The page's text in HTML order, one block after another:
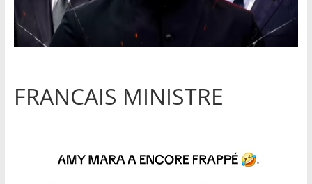
FRANCAIS MINISTRE